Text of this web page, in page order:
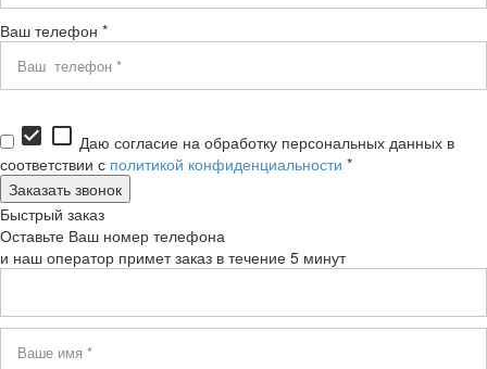
Ваш телефон *
check_box check_box_outline_blank Даю согласие на обработку персональных данных в
соответствии с политикой конфиденциальности *
Быстрый заказ
Оставьте Ваш номер телефона
и наш оператор примет заказ в течение 5 минут